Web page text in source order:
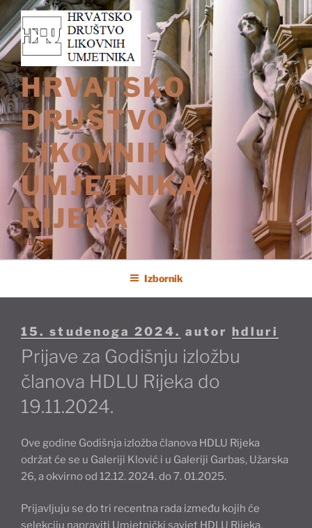
Preskoči
na
sadržaj
HRVATSKO
DRUŠTVO
LIKOVNIH
UMJETNIKA
RIJEKA
HDLUR
Izbornik
Objavljeno
15. studenoga 2024. autor hdluri
Prijave za Godišnju izložbu
članova HDLU Rijeka do
19.11.2024.
Ove godine Godišnja izložba članova HDLU Rijeka
održat će se u Galeriji Klović i u Galeriji Garbas, Užarska
26, a okvirno od 12.12. 2024. do 7. 01.2025.
Prijavljuju se do tri recentna rada između kojih će
selekciju napraviti Umjetnički savjet HDLU Rijeka.